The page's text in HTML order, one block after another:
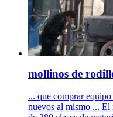
mollinos de
... que comprar
nuevos al mismo ...